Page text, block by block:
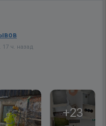
ч. назад
+23